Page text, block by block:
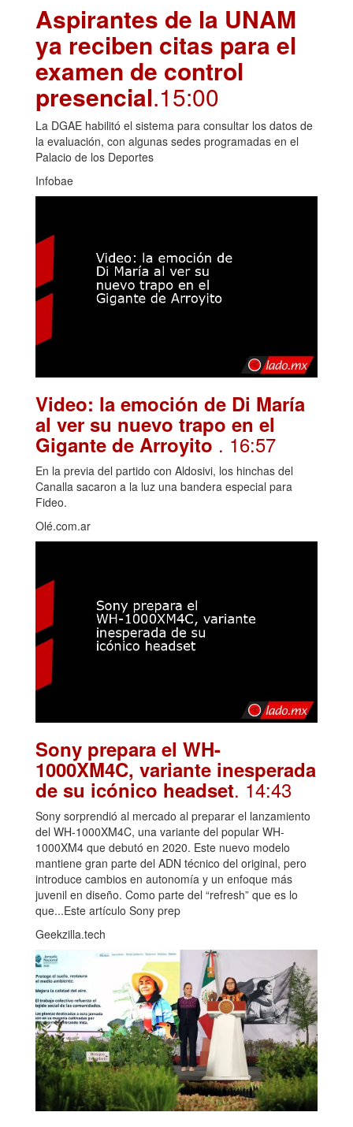
Aspirantes de la UNAM
ya reciben citas para el
examen de control
presencial.15:00
La DGAE habilitó el sistema para consultar los datos de
la evaluación, con algunas sedes programadas en el
Palacio de los Deportes
Infobae
Video: la emoción de Di María
al ver su nuevo trapo en el
Gigante de Arroyito . 16:57
En la previa del partido con Aldosivi, los hinchas del
Canalla sacaron a la luz una bandera especial para
Fideo.
Olé.com.ar
Sony prepara el WH-
1000XM4C, variante inesperada
de su icónico headset. 14:43
Sony sorprendió al mercado al preparar el lanzamiento
del WH-1000XM4C, una variante del popular WH-
1000XM4 que debutó en 2020. Este nuevo modelo
mantiene gran parte del ADN técnico del original, pero
introduce cambios en autonomía y un enfoque más
juvenil en diseño. Como parte del “refresh” que es lo
que...Este artículo Sony prep
Geekzilla.tech